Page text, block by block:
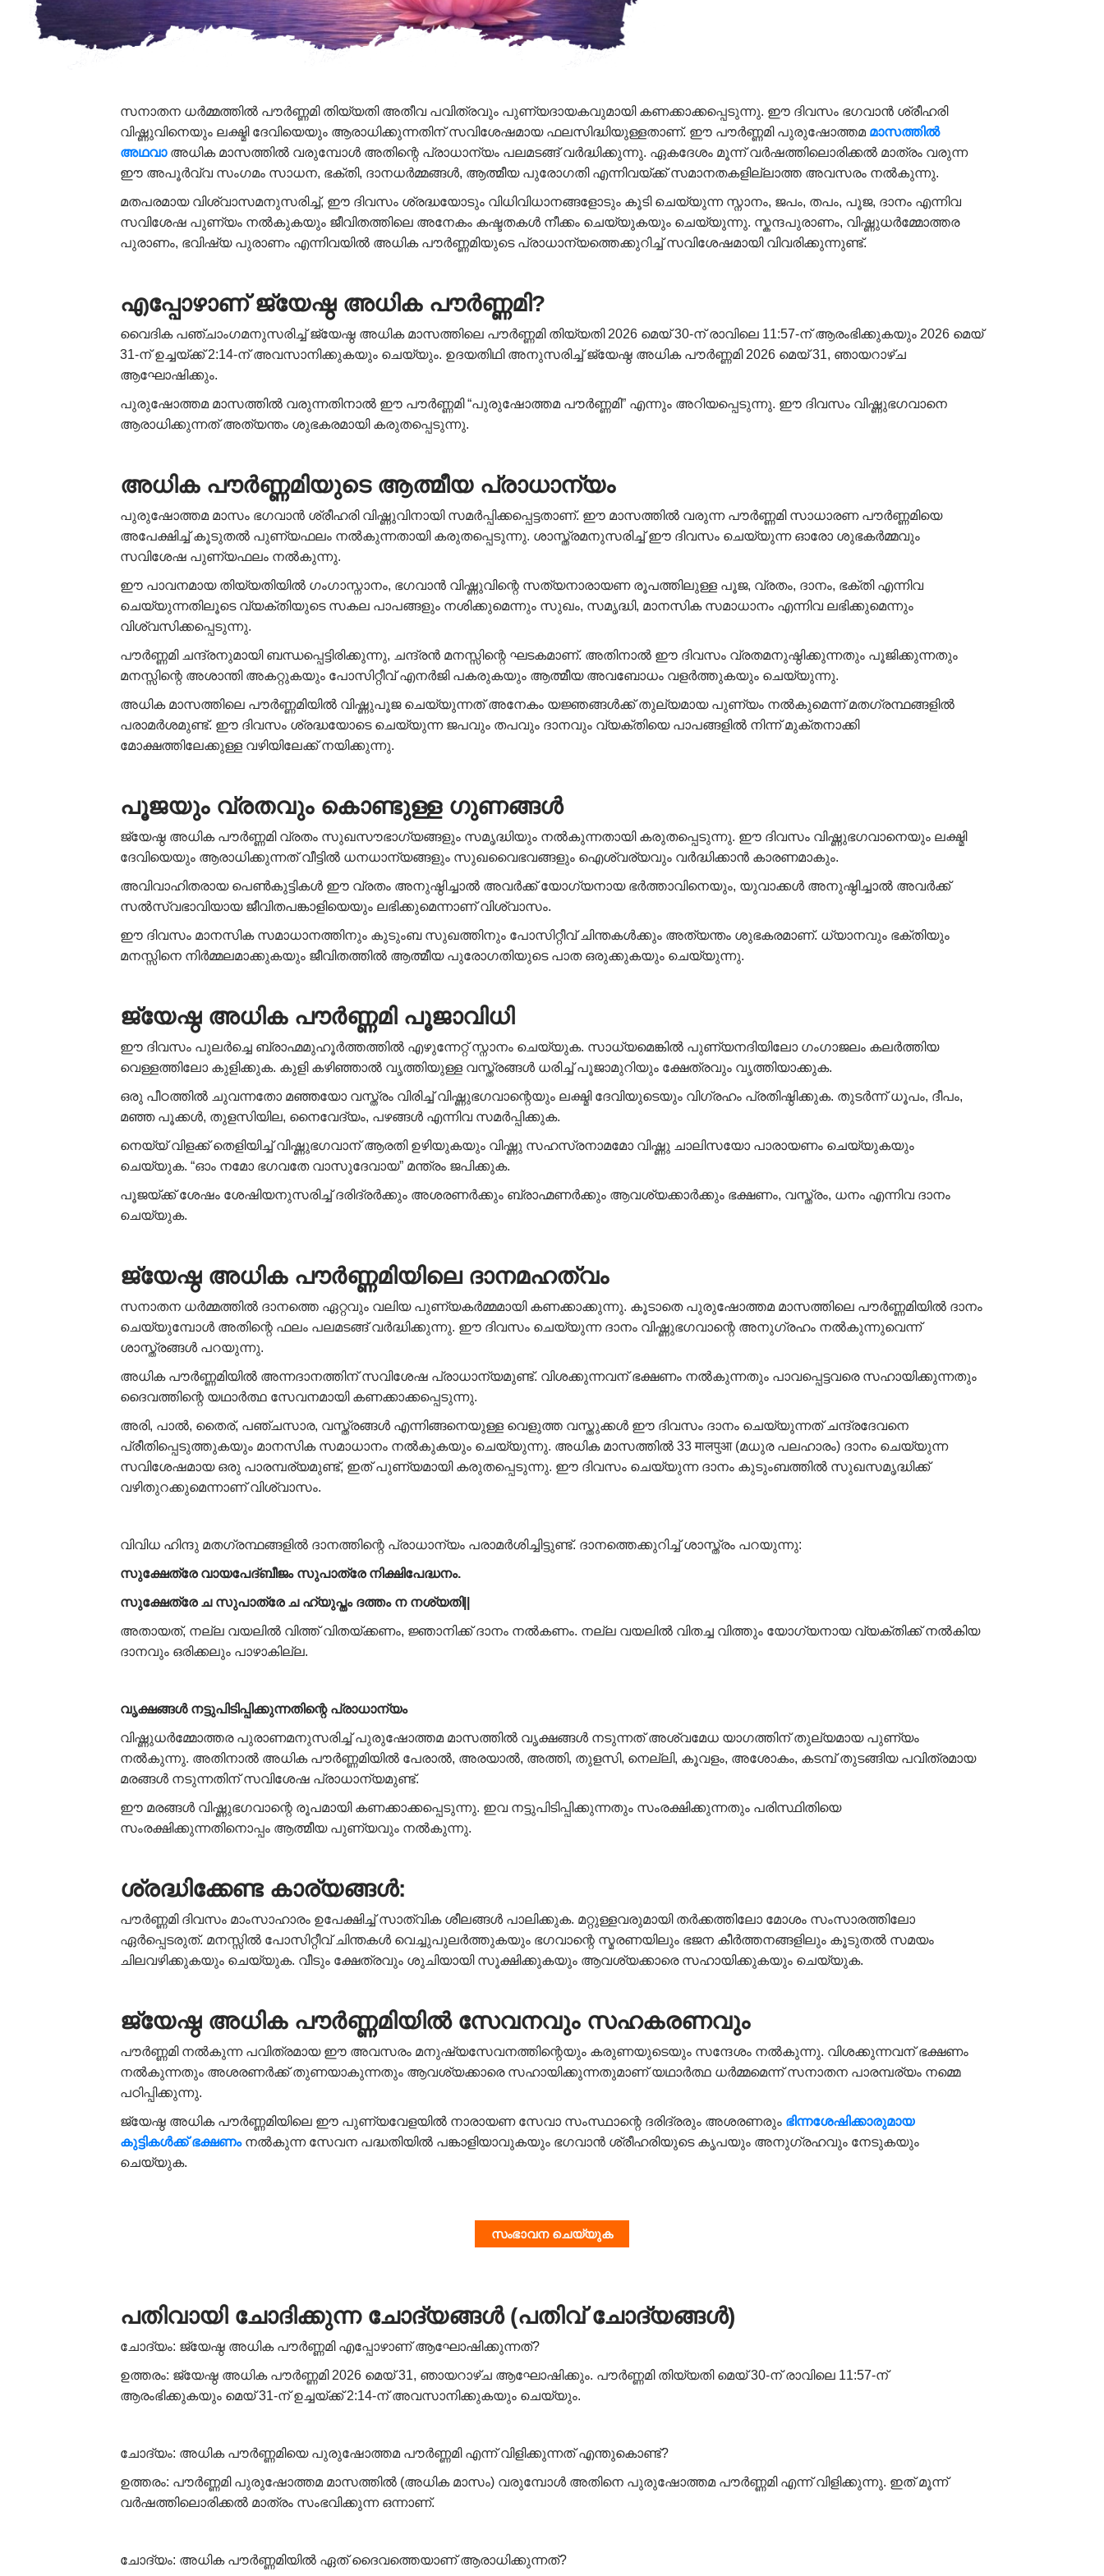
സനാതന ധർമ്മത്തിൽ പൗർണ്ണമി തിയ്യതി അതീവ പവിത്രവും പുണ്യദായകവുമായി കണക്കാക്കപ്പെടുന്നു. ഈ ദിവസം ഭഗവാൻ ശ്രീഹരി
വിഷ്ണുവിനെയും ലക്ഷ്മി ദേവിയെയും ആരാധിക്കുന്നതിന് സവിശേഷമായ ഫലസിദ്ധിയുള്ളതാണ്. ഈ പൗർണ്ണമി പുരുഷോത്തമ മാസത്തിൽ
അഥവാഅധിക മാസത്തിൽ വരുമ്പോൾ അതിന്റെ പ്രാധാന്യം പലമടങ്ങ് വർദ്ധിക്കുന്നു. ഏകദേശം മൂന്ന് വർഷത്തിലൊരിക്കൽ മാത്രം വരുന്ന
ഈ അപൂർവ്വ സംഗമം സാധന, ഭക്തി, ദാനധർമ്മങ്ങൾ, ആത്മീയ പുരോഗതി എന്നിവയ്ക്ക് സമാനതകളില്ലാത്ത അവസരം നൽകുന്നു.
മതപരമായ വിശ്വാസമനുസരിച്ച്, ഈ ദിവസം ശ്രദ്ധയോടും വിധിവിധാനങ്ങളോടും കൂടി ചെയ്യുന്ന സ്നാനം, ജപം, തപം, പൂജ, ദാനം എന്നിവ
സവിശേഷ പുണ്യം നൽകുകയും ജീവിതത്തിലെ അനേകം കഷ്ടതകൾ നീക്കം ചെയ്യുകയും ചെയ്യുന്നു. സ്കന്ദപുരാണം, വിഷ്ണുധർമ്മോത്തര
പുരാണം, ഭവിഷ്യ പുരാണം എന്നിവയിൽ അധിക പൗർണ്ണമിയുടെ പ്രാധാന്യത്തെക്കുറിച്ച് സവിശേഷമായി വിവരിക്കുന്നുണ്ട്.
എപ്പോഴാണ് ജ്യേഷ്ഠ അധിക പൗർണ്ണമി?
വൈദിക പഞ്ചാംഗമനുസരിച്ച് ജ്യേഷ്ഠ അധിക മാസത്തിലെ പൗർണ്ണമി തിയ്യതി 2026 മെയ് 30-ന് രാവിലെ 11:57-ന് ആരംഭിക്കുകയും 2026 മെയ്
31-ന് ഉച്ചയ്ക്ക് 2:14-ന് അവസാനിക്കുകയും ചെയ്യും. ഉദയതിഥി അനുസരിച്ച് ജ്യേഷ്ഠ അധിക പൗർണ്ണമി 2026 മെയ് 31, ഞായറാഴ്ച
ആഘോഷിക്കും.
പുരുഷോത്തമ മാസത്തിൽ വരുന്നതിനാൽ ഈ പൗർണ്ണമി “പുരുഷോത്തമ പൗർണ്ണമി” എന്നും അറിയപ്പെടുന്നു. ഈ ദിവസം വിഷ്ണുഭഗവാനെ
ആരാധിക്കുന്നത് അത്യന്തം ശുഭകരമായി കരുതപ്പെടുന്നു.
അധിക പൗർണ്ണമിയുടെ ആത്മീയ പ്രാധാന്യം
പുരുഷോത്തമ മാസം ഭഗവാൻ ശ്രീഹരി വിഷ്ണുവിനായി സമർപ്പിക്കപ്പെട്ടതാണ്. ഈ മാസത്തിൽ വരുന്ന പൗർണ്ണമി സാധാരണ പൗർണ്ണമിയെ
അപേക്ഷിച്ച് കൂടുതൽ പുണ്യഫലം നൽകുന്നതായി കരുതപ്പെടുന്നു. ശാസ്ത്രമനുസരിച്ച് ഈ ദിവസം ചെയ്യുന്ന ഓരോ ശുഭകർമ്മവും
സവിശേഷ പുണ്യഫലം നൽകുന്നു.
ഈ പാവനമായ തിയ്യതിയിൽ ഗംഗാസ്നാനം, ഭഗവാൻ വിഷ്ണുവിന്റെ സത്യനാരായണ രൂപത്തിലുള്ള പൂജ, വ്രതം, ദാനം, ഭക്തി എന്നിവ
ചെയ്യുന്നതിലൂടെ വ്യക്തിയുടെ സകല പാപങ്ങളും നശിക്കുമെന്നും സുഖം, സമൃദ്ധി, മാനസിക സമാധാനം എന്നിവ ലഭിക്കുമെന്നും
വിശ്വസിക്കപ്പെടുന്നു.
പൗർണ്ണമി ചന്ദ്രനുമായി ബന്ധപ്പെട്ടിരിക്കുന്നു, ചന്ദ്രൻ മനസ്സിന്റെ ഘടകമാണ്. അതിനാൽ ഈ ദിവസം വ്രതമനുഷ്ഠിക്കുന്നതും പൂജിക്കുന്നതും
മനസ്സിന്റെ അശാന്തി അകറ്റുകയും പോസിറ്റീവ് എനർജി പകരുകയും ആത്മീയ അവബോധം വളർത്തുകയും ചെയ്യുന്നു.
അധിക മാസത്തിലെ പൗർണ്ണമിയിൽ വിഷ്ണുപൂജ ചെയ്യുന്നത് അനേകം യജ്ഞങ്ങൾക്ക് തുല്യമായ പുണ്യം നൽകുമെന്ന് മതഗ്രന്ഥങ്ങളിൽ
പരാമർശമുണ്ട്. ഈ ദിവസം ശ്രദ്ധയോടെ ചെയ്യുന്ന ജപവും തപവും ദാനവും വ്യക്തിയെ പാപങ്ങളിൽ നിന്ന് മുക്തനാക്കി
മോക്ഷത്തിലേക്കുള്ള വഴിയിലേക്ക് നയിക്കുന്നു.
പൂജയും വ്രതവും കൊണ്ടുള്ള ഗുണങ്ങൾ
ജ്യേഷ്ഠ അധിക പൗർണ്ണമി വ്രതം സുഖസൗഭാഗ്യങ്ങളും സമൃദ്ധിയും നൽകുന്നതായി കരുതപ്പെടുന്നു. ഈ ദിവസം വിഷ്ണുഭഗവാനെയും ലക്ഷ്മി
ദേവിയെയും ആരാധിക്കുന്നത് വീട്ടിൽ ധനധാന്യങ്ങളും സുഖവൈഭവങ്ങളും ഐശ്വര്യവും വർദ്ധിക്കാൻ കാരണമാകും.
അവിവാഹിതരായ പെൺകുട്ടികൾ ഈ വ്രതം അനുഷ്ഠിച്ചാൽ അവർക്ക് യോഗ്യനായ ഭർത്താവിനെയും, യുവാക്കൾ അനുഷ്ഠിച്ചാൽ അവർക്ക്
സൽസ്വഭാവിയായ ജീവിതപങ്കാളിയെയും ലഭിക്കുമെന്നാണ് വിശ്വാസം.
ഈ ദിവസം മാനസിക സമാധാനത്തിനും കുടുംബ സുഖത്തിനും പോസിറ്റീവ് ചിന്തകൾക്കും അത്യന്തം ശുഭകരമാണ്. ധ്യാനവും ഭക്തിയും
മനസ്സിനെ നിർമ്മലമാക്കുകയും ജീവിതത്തിൽ ആത്മീയ പുരോഗതിയുടെ പാത ഒരുക്കുകയും ചെയ്യുന്നു.
ജ്യേഷ്ഠ അധിക പൗർണ്ണമി പൂജാവിധി
ഈ ദിവസം പുലർച്ചെ ബ്രാഹ്മമുഹൂർത്തത്തിൽ എഴുന്നേറ്റ് സ്നാനം ചെയ്യുക. സാധ്യമെങ്കിൽ പുണ്യനദിയിലോ ഗംഗാജലം കലർത്തിയ
വെള്ളത്തിലോ കുളിക്കുക. കുളി കഴിഞ്ഞാൽ വൃത്തിയുള്ള വസ്ത്രങ്ങൾ ധരിച്ച് പൂജാമുറിയും ക്ഷേത്രവും വൃത്തിയാക്കുക.
ഒരു പീഠത്തിൽ ചുവന്നതോ മഞ്ഞയോ വസ്ത്രം വിരിച്ച് വിഷ്ണുഭഗവാന്റെയും ലക്ഷ്മി ദേവിയുടെയും വിഗ്രഹം പ്രതിഷ്ഠിക്കുക. തുടർന്ന് ധൂപം, ദീപം,
മഞ്ഞ പൂക്കൾ, തുളസിയില, നൈവേദ്യം, പഴങ്ങൾ എന്നിവ സമർപ്പിക്കുക.
നെയ്യ് വിളക്ക് തെളിയിച്ച് വിഷ്ണുഭഗവാന് ആരതി ഉഴിയുകയും വിഷ്ണു സഹസ്രനാമമോ വിഷ്ണു ചാലിസയോ പാരായണം ചെയ്യുകയും
ചെയ്യുക. “ഓം നമോ ഭഗവതേ വാസുദേവായ” മന്ത്രം ജപിക്കുക.
പൂജയ്ക്ക് ശേഷം ശേഷിയനുസരിച്ച് ദരിദ്രർക്കും അശരണർക്കും ബ്രാഹ്മണർക്കും ആവശ്യക്കാർക്കും ഭക്ഷണം, വസ്ത്രം, ധനം എന്നിവ ദാനം
ചെയ്യുക.
ജ്യേഷ്ഠ അധിക പൗർണ്ണമിയിലെ ദാനമഹത്വം
സനാതന ധർമ്മത്തിൽ ദാനത്തെ ഏറ്റവും വലിയ പുണ്യകർമ്മമായി കണക്കാക്കുന്നു. കൂടാതെ പുരുഷോത്തമ മാസത്തിലെ പൗർണ്ണമിയിൽ ദാനം
ചെയ്യുമ്പോൾ അതിന്റെ ഫലം പലമടങ്ങ് വർദ്ധിക്കുന്നു. ഈ ദിവസം ചെയ്യുന്ന ദാനം വിഷ്ണുഭഗവാന്റെ അനുഗ്രഹം നൽകുന്നുവെന്ന്
ശാസ്ത്രങ്ങൾ പറയുന്നു.
അധിക പൗർണ്ണമിയിൽ അന്നദാനത്തിന് സവിശേഷ പ്രാധാന്യമുണ്ട്. വിശക്കുന്നവന് ഭക്ഷണം നൽകുന്നതും പാവപ്പെട്ടവരെ സഹായിക്കുന്നതും
ദൈവത്തിന്റെ യഥാർത്ഥ സേവനമായി കണക്കാക്കപ്പെടുന്നു.
അരി, പാൽ, തൈര്, പഞ്ചസാര, വസ്ത്രങ്ങൾ എന്നിങ്ങനെയുള്ള വെളുത്ത വസ്തുക്കൾ ഈ ദിവസം ദാനം ചെയ്യുന്നത് ചന്ദ്രദേവനെ
പ്രീതിപ്പെടുത്തുകയും മാനസിക സമാധാനം നൽകുകയും ചെയ്യുന്നു. അധിക മാസത്തിൽ 33 मालपुआ (മധുര പലഹാരം) ദാനം ചെയ്യുന്ന
സവിശേഷമായ ഒരു പാരമ്പര്യമുണ്ട്, ഇത് പുണ്യമായി കരുതപ്പെടുന്നു. ഈ ദിവസം ചെയ്യുന്ന ദാനം കുടുംബത്തിൽ സുഖസമൃദ്ധിക്ക്
വഴിതുറക്കുമെന്നാണ് വിശ്വാസം.
വിവിധ ഹിന്ദു മതഗ്രന്ഥങ്ങളിൽ ദാനത്തിന്റെ പ്രാധാന്യം പരാമർശിച്ചിട്ടുണ്ട്. ദാനത്തെക്കുറിച്ച് ശാസ്ത്രം പറയുന്നു:
സുക്ഷേത്രേ വായപേദ്ബീജം സുപാത്രേ നിക്ഷിപേദ്ധനം.
സുക്ഷേത്രേ ച സുപാത്രേ ച ഹ്യുപ്തം ദത്തം ന നശ്യതി||
അതായത്, നല്ല വയലിൽ വിത്ത് വിതയ്ക്കണം, ജ്ഞാനിക്ക് ദാനം നൽകണം. നല്ല വയലിൽ വിതച്ച വിത്തും യോഗ്യനായ വ്യക്തിക്ക് നൽകിയ
ദാനവും ഒരിക്കലും പാഴാകില്ല.
വൃക്ഷങ്ങൾ നട്ടുപിടിപ്പിക്കുന്നതിന്റെ പ്രാധാന്യം
വിഷ്ണുധർമ്മോത്തര പുരാണമനുസരിച്ച് പുരുഷോത്തമ മാസത്തിൽ വൃക്ഷങ്ങൾ നടുന്നത് അശ്വമേധ യാഗത്തിന് തുല്യമായ പുണ്യം
നൽകുന്നു. അതിനാൽ അധിക പൗർണ്ണമിയിൽ പേരാൽ, അരയാൽ, അത്തി, തുളസി, നെല്ലി, കൂവളം, അശോകം, കടമ്പ് തുടങ്ങിയ പവിത്രമായ
മരങ്ങൾ നടുന്നതിന് സവിശേഷ പ്രാധാന്യമുണ്ട്.
ഈ മരങ്ങൾ വിഷ്ണുഭഗവാന്റെ രൂപമായി കണക്കാക്കപ്പെടുന്നു. ഇവ നട്ടുപിടിപ്പിക്കുന്നതും സംരക്ഷിക്കുന്നതും പരിസ്ഥിതിയെ
സംരക്ഷിക്കുന്നതിനൊപ്പം ആത്മീയ പുണ്യവും നൽകുന്നു.
ശ്രദ്ധിക്കേണ്ട കാര്യങ്ങൾ:
പൗർണ്ണമി ദിവസം മാംസാഹാരം ഉപേക്ഷിച്ച് സാത്വിക ശീലങ്ങൾ പാലിക്കുക. മറ്റുള്ളവരുമായി തർക്കത്തിലോ മോശം സംസാരത്തിലോ
ഏർപ്പെടരുത്. മനസ്സിൽ പോസിറ്റീവ് ചിന്തകൾ വെച്ചുപുലർത്തുകയും ഭഗവാന്റെ സ്മരണയിലും ഭജന കീർത്തനങ്ങളിലും കൂടുതൽ സമയം
ചിലവഴിക്കുകയും ചെയ്യുക. വീടും ക്ഷേത്രവും ശുചിയായി സൂക്ഷിക്കുകയും ആവശ്യക്കാരെ സഹായിക്കുകയും ചെയ്യുക.
ജ്യേഷ്ഠ അധിക പൗർണ്ണമിയിൽ സേവനവും സഹകരണവും
പൗർണ്ണമി നൽകുന്ന പവിത്രമായ ഈ അവസരം മനുഷ്യസേവനത്തിന്റെയും കരുണയുടെയും സന്ദേശം നൽകുന്നു. വിശക്കുന്നവന് ഭക്ഷണം
നൽകുന്നതും അശരണർക്ക് തുണയാകുന്നതും ആവശ്യക്കാരെ സഹായിക്കുന്നതുമാണ് യഥാർത്ഥ ധർമ്മമെന്ന് സനാതന പാരമ്പര്യം നമ്മെ
പഠിപ്പിക്കുന്നു.
ജ്യേഷ്ഠ അധിക പൗർണ്ണമിയിലെ ഈ പുണ്യവേളയിൽ നാരായണ സേവാ സംസ്ഥാന്റെ ദരിദ്രരും അശരണരും ഭിന്നശേഷിക്കാരുമായ
കുട്ടികൾക്ക് ഭക്ഷണം നൽകുന്ന സേവന പദ്ധതിയിൽ പങ്കാളിയാവുകയും ഭഗവാൻ ശ്രീഹരിയുടെ കൃപയും അനുഗ്രഹവും നേടുകയും
ചെയ്യുക.
സംഭാവന ചെയ്യുക
പതിവായി ചോദിക്കുന്ന ചോദ്യങ്ങൾ (പതിവ് ചോദ്യങ്ങൾ)
ചോദ്യം: ജ്യേഷ്ഠ അധിക പൗർണ്ണമി എപ്പോഴാണ് ആഘോഷിക്കുന്നത്?
ഉത്തരം: ജ്യേഷ്ഠ അധിക പൗർണ്ണമി 2026 മെയ് 31, ഞായറാഴ്ച ആഘോഷിക്കും. പൗർണ്ണമി തിയ്യതി മെയ് 30-ന് രാവിലെ 11:57-ന്
ആരംഭിക്കുകയും മെയ് 31-ന് ഉച്ചയ്ക്ക് 2:14-ന് അവസാനിക്കുകയും ചെയ്യും.
ചോദ്യം: അധിക പൗർണ്ണമിയെ പുരുഷോത്തമ പൗർണ്ണമി എന്ന് വിളിക്കുന്നത് എന്തുകൊണ്ട്?
ഉത്തരം: പൗർണ്ണമി പുരുഷോത്തമ മാസത്തിൽ (അധിക മാസം) വരുമ്പോൾ അതിനെ പുരുഷോത്തമ പൗർണ്ണമി എന്ന് വിളിക്കുന്നു. ഇത് മൂന്ന്
വർഷത്തിലൊരിക്കൽ മാത്രം സംഭവിക്കുന്ന ഒന്നാണ്.
ചോദ്യം: അധിക പൗർണ്ണമിയിൽ ഏത് ദൈവത്തെയാണ് ആരാധിക്കുന്നത്?